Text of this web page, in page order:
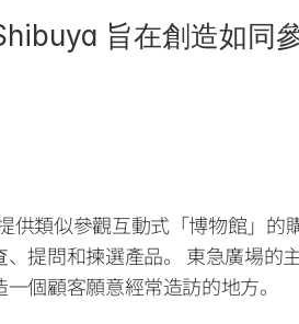
旨在創造如同
供類似參觀互動式「博物館」的
提問和揀選產品。 東急廣場的
個顧客願意經常造訪的地方。